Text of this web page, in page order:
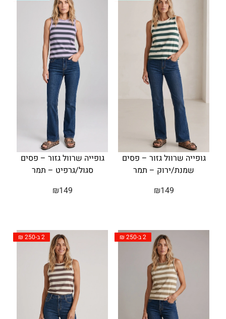
גופייה שרוול גזור – פסים
שמנת/ירוק – תמר
₪149
גופייה שרוול גזור – פסים
סגול/גרפיט – תמר
₪149
2 ב-250 ₪ 2 ב-250 ₪